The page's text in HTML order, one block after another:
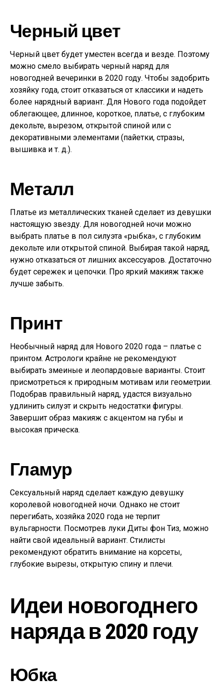
Черный цвет
Черный цвет будет уместен всегда и везде. Поэтому
можно смело выбирать черный наряд для
новогодней вечеринки в 2020 году. Чтобы задобрить
хозяйку года, стоит отказаться от классики и надеть
более нарядный вариант. Для Нового года подойдет
облегающее, длинное, короткое, платье, с глубоким
декольте, вырезом, открытой спиной или с
декоративными элементами (пайетки, стразы,
вышивка и т. д.).
Металл
Платье из металлических тканей сделает из девушки
настоящую звезду. Для новогодней ночи можно
выбрать платье в пол силуэта «рыбка», с глубоким
декольте или открытой спиной. Выбирая такой наряд,
нужно отказаться от лишних аксессуаров. Достаточно
будет сережек и цепочки. Про яркий макияж также
лучше забыть.
Принт
Необычный наряд для Нового 2020 года – платье с
принтом. Астрологи крайне не рекомендуют
выбирать змеиные и леопардовые варианты. Стоит
присмотреться к природным мотивам или геометрии.
Подобрав правильный наряд, удастся визуально
удлинить силуэт и скрыть недостатки фигуры.
Завершит образ макияж с акцентом на губы и
высокая прическа.
Гламур
Сексуальный наряд сделает каждую девушку
королевой новогодней ночи. Однако не стоит
перегибать, хозяйка 2020 года не терпит
вульгарности. Посмотрев луки Диты фон Тиз, можно
найти свой идеальный вариант. Стилисты
рекомендуют обратить внимание на корсеты,
глубокие вырезы, открытую спину и плечи.
Идеи новогоднего
наряда в 2020 году
Юбка